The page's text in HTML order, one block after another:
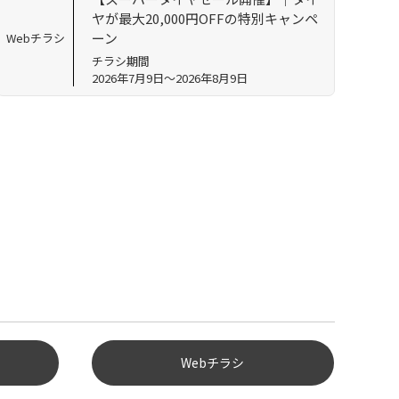
Webチラシ
ヤが最大20,000円OFFの特別キャンペ
ーン
チラシ期間
2026年7月9日～2026年8月9日
Webチラシ